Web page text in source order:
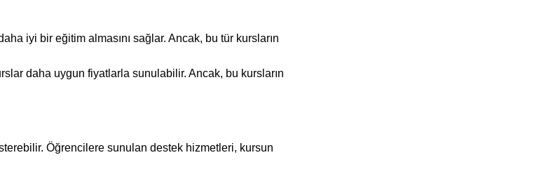
iyi bir eğitim almasını sağlar. Ancak, bu tür kursların
daha uygun fiyatlarla sunulabilir. Ancak, bu kursların
Öğrencilere sunulan destek hizmetleri, kursun